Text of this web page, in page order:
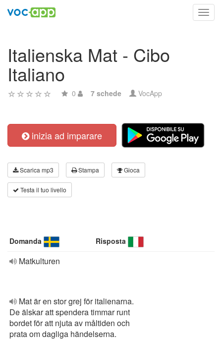
Italienska Mat - Cibo
Italiano
0 7 schede VocApp
inizia ad imparare
Scarica mp3 Stampa Gioca
Testa il tuo livello
Domanda Risposta
Matkulturen
Mat är en stor grej för italienarna.
De älskar att spendera timmar runt
bordet för att njuta av måltiden och
prata om dagliga händelserna.